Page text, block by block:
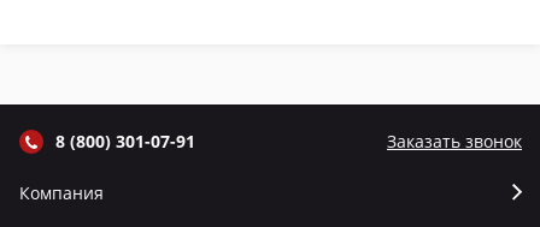
8 (800) 301-07-91 Заказать звонок
Компания